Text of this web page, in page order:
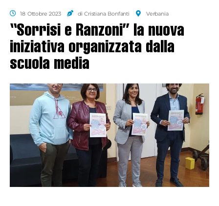
18 Ottobre 2023 di Cristiana Bonfanti Verbania
“Sorrisi e Ranzoni” la nuova
iniziativa organizzata dalla
scuola media